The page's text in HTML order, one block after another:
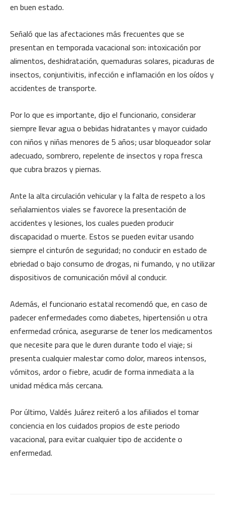
en buen estado.
Señaló que las afectaciones más frecuentes que se
presentan en temporada vacacional son: intoxicación por
alimentos, deshidratación, quemaduras solares, picaduras de
insectos, conjuntivitis, infección e inflamación en los oídos y
accidentes de transporte.
Por lo que es importante, dijo el funcionario, considerar
siempre llevar agua o bebidas hidratantes y mayor cuidado
con niños y niñas menores de 5 años; usar bloqueador solar
adecuado, sombrero, repelente de insectos y ropa fresca
que cubra brazos y piernas.
Ante la alta circulación vehicular y la falta de respeto a los
señalamientos viales se favorece la presentación de
accidentes y lesiones, los cuales pueden producir
discapacidad o muerte. Estos se pueden evitar usando
siempre el cinturón de seguridad; no conducir en estado de
ebriedad o bajo consumo de drogas, ni fumando, y no utilizar
dispositivos de comunicación móvil al conducir.
Además, el funcionario estatal recomendó que, en caso de
padecer enfermedades como diabetes, hipertensión u otra
enfermedad crónica, asegurarse de tener los medicamentos
que necesite para que le duren durante todo el viaje; si
presenta cualquier malestar como dolor, mareos intensos,
vómitos, ardor o fiebre, acudir de forma inmediata a la
unidad médica más cercana.
Por último, Valdés Juárez reiteró a los afiliados el tomar
conciencia en los cuidados propios de este periodo
vacacional, para evitar cualquier tipo de accidente o
enfermedad.